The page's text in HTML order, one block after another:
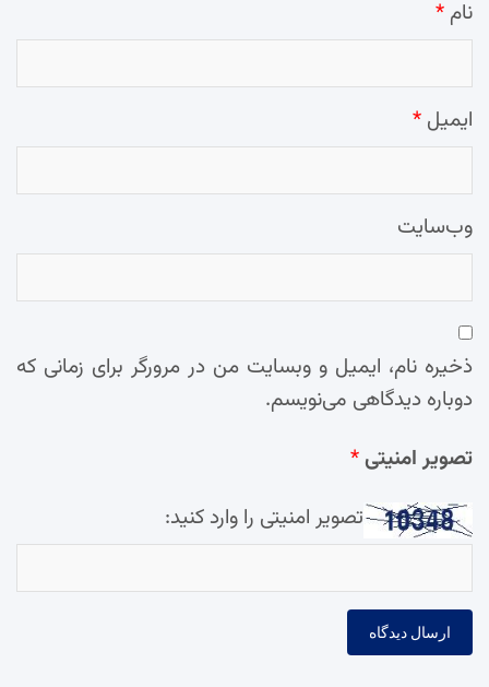
نام *
ایمیل *
وب‌سایت
ذخیره نام، ایمیل و وبسایت من در مرورگر برای زمانی که
دوباره دیدگاهی می‌نویسم.
تصویر امنیتی*
تصویر امنیتی را وارد کنید: